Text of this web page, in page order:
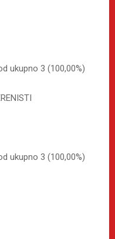
ukupno 3 (100,00%)
ukupno 3 (100,00%)